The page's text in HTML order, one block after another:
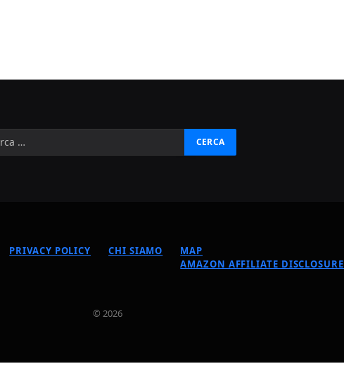
PRIVACY POLICY CHI SIAMO
MAP
AMAZON AFFILIATE DISCLOSURE
© 2026